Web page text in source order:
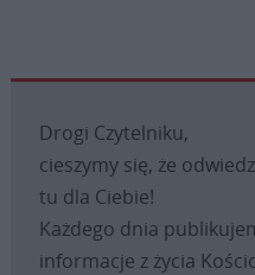
Drogi Czytelniku,
cieszymy się, że
tu dla Ciebie!
Każdego dnia
informacje z życia